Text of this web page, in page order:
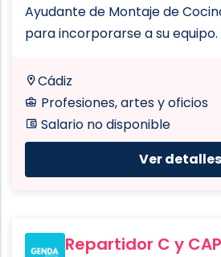
Ayudante de Montaje de
para incorporarse a su equipo.
Cádiz
Profesiones, artes y oficios
Salario no disponible
Ver detalles
Repartidor C y CAP